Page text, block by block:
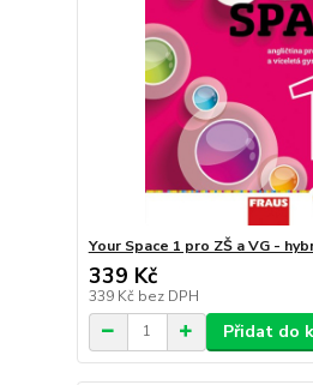
Your Space 1 pro ZŠ a VG -
339 Kč
339 Kč bez DPH
Přidat do